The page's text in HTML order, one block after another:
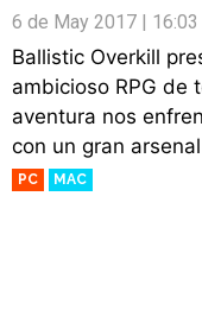
6 de May 2017 | 16:03
Ballistic Overkill
ambicioso RPG de
aventura nos
con un gran
PC MAC